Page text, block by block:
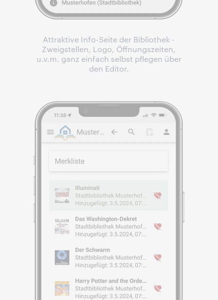
Attraktive Info-Seite der Bibliothek -
Zweigstellen, Logo, Öffnungszeiten,
u.v.m. ganz einfach selbst pflegen über
den Editor.